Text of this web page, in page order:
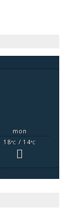
mon
18°C / 14°C